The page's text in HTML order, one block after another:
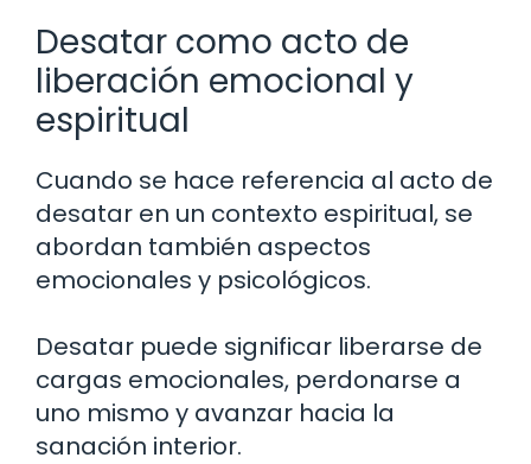
Desatar como acto de
liberación emocional y
espiritual
Cuando se hace referencia al acto de
desatar en un contexto espiritual, se
abordan también aspectos
emocionales y psicológicos.
Desatar puede significar liberarse de
cargas emocionales, perdonarse a
uno mismo y avanzar hacia la
sanación interior.